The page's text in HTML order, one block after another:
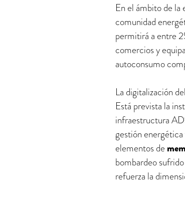
En el ámbito de la
comunidad
permitirá a entre
comercios y
autoconsumo
La digitalización
Está prevista la
infraestructura
gestión
elementos de
bombardeo
refuerza la